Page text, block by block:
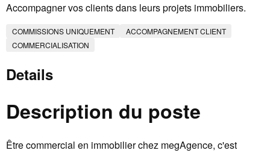
Accompagner vos clients dans leurs projets immobiliers.
COMMISSIONS UNIQUEMENT
ACCOMPAGNEMENT CLIENT
COMMERCIALISATION
Details
Description du poste
Être commercial en immobilier chez megAgence, c'est